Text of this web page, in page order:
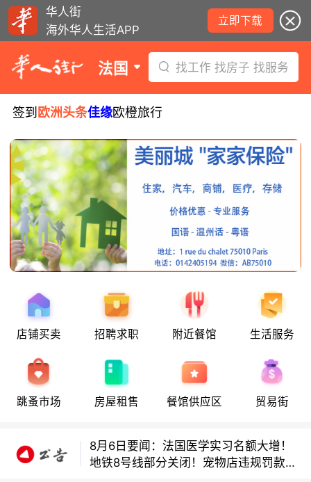
华人街
海外华人生活APP
立即下载
法国 找工作 找房子 找服务
签到 欧洲头条佳缘欧橙旅行
店铺买卖 招聘求职 附近餐馆 生活服务
跳蚤市场 房屋租售 餐馆供应区 贸易街
地铁8号线部分关闭！宠物店违规罚款出
炉！
巴黎地铁音乐家海选启动！
8月6日要闻：法国医学实习名额大增！
地铁8号线部分关闭！宠物店违规罚款出